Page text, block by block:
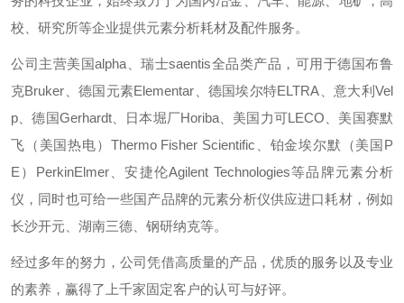
校、研究所等企业提供元素分析耗材及配件服务。
公司主营美国alpha、瑞士saentis全品类产品，可用于德国布鲁
克Bruker、德国元素Elementar、德国埃尔特ELTRA、意大利Vel
p、德国Gerhardt、日本堀厂Horiba、美国力可LECO、美国赛默
飞（美国热电）Thermo Fisher Scientific、铂金埃尔默（美国P
E）PerkinElmer、安捷伦Agilent Technologies等品牌元素分析
仪，同时也可给一些国产品牌的元素分析仪供应进口耗材，例如
长沙开元、湖南三德、钢研纳克等。
经过多年的努力，公司凭借高质量的产品，优质的服务以及专业
的素养，赢得了上千家固定客户的认可与好评。